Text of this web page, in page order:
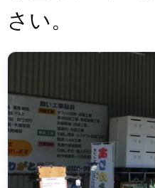
さい。